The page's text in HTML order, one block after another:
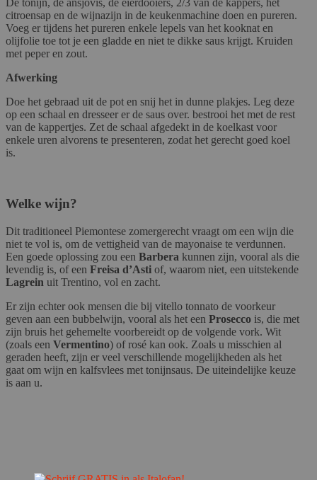
citroensap en de wijnazijn in de keukenmachine doen en pureren.
Voeg er tijdens het pureren enkele lepels van het kooknat en
olijfolie toe tot je een gladde en niet te dikke saus krijgt. Kruiden
met peper en zout.
Afwerking
Doe het gebraad uit de pot en snij het in dunne plakjes. Leg deze
op een schaal en dresseer er de saus over. bestrooi het met de rest
van de kappertjes. Zet de schaal afgedekt in de koelkast voor
enkele uren alvorens te presenteren, zodat het gerecht goed koel
is.
Welke wijn?
Dit traditioneel Piemontese zomergerecht vraagt om een wijn die
niet te vol is, om de vettigheid van de mayonaise te verdunnen.
Een goede oplossing zou een Barbera kunnen zijn, vooral als die
levendig is, of een Freisa d’Asti of, waarom niet, een uitstekende
Lagrein uit Trentino, vol en zacht.
Er zijn echter ook mensen die bij vitello tonnato de voorkeur
geven aan een bubbelwijn, vooral als het een Prosecco is, die met
zijn bruis het gehemelte voorbereidt op de volgende vork. Wit
(zoals een Vermentino) of rosé kan ook. Zoals u misschien al
geraden heeft, zijn er veel verschillende mogelijkheden als het
gaat om wijn en kalfsvlees met tonijnsaus. De uiteindelijke keuze
is aan u.